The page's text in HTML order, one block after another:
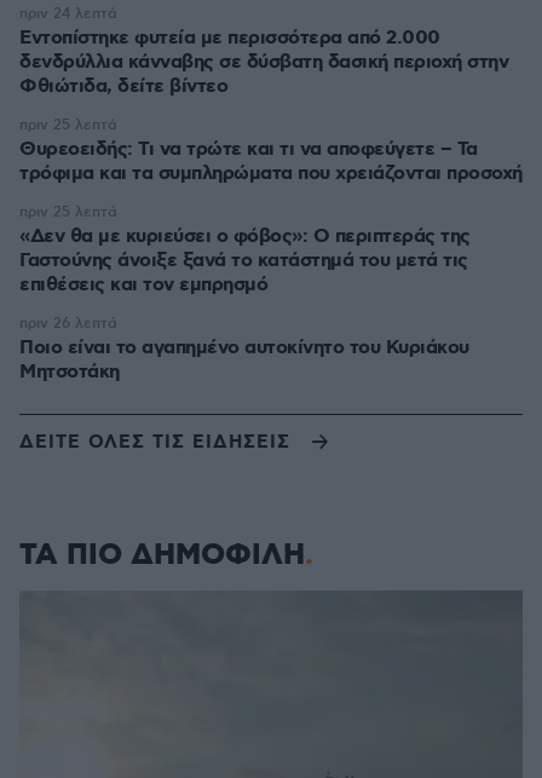
Εντοπίστηκε φυτεία με περισσότερα από 2.000
δενδρύλλια κάνναβης σε δύσβατη δασική περιοχή στην
Φθιώτιδα, δείτε βίντεο
πριν 24 λεπτά
Θυρεοειδής: Τι να τρώτε και τι να αποφεύγετε – Τα
τρόφιμα και τα συμπληρώματα που χρειάζονται προσοχή
πριν 25 λεπτά
«Δεν θα με κυριεύσει ο φόβος»: Ο περιπτεράς της
Γαστούνης άνοιξε ξανά το κατάστημά του μετά τις
επιθέσεις και τον εμπρησμό
πριν 25 λεπτά
Ποιο είναι το αγαπημένο αυτοκίνητο του Κυριάκου
Μητσοτάκη
πριν 26 λεπτά
ΔΕΙΤΕ ΟΛΕΣ ΤΙΣ ΕΙΔΗΣΕΙΣ
ΤΑ ΠΙΟ ΔΗΜΟΦΙΛΗ